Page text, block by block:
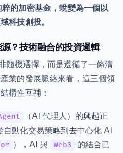
的加密基金，蛻變為一個以
科技創投。
？技術融合的投資邏輯
隨機選擇，而是遵循了一條清
業的發展脈絡來看，這三個領
構性互補：
（AI 代理人）的興起正
動化交易策略到去中心化 AI
），AI 與 Web3
的結合已